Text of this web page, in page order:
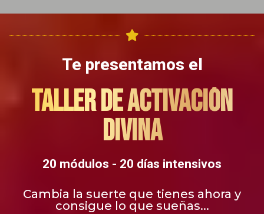
Te presentamos el
TALLER DE ACTIVACIÓN
DIVINA
20 módulos - 20 días intensivos
Cambia la suerte que tienes ahora y
consigue lo que sueñas...